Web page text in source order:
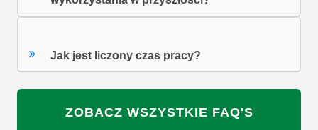
Jak jest liczony czas pracy?
ZOBACZ WSZYSTKIE FAQ'S